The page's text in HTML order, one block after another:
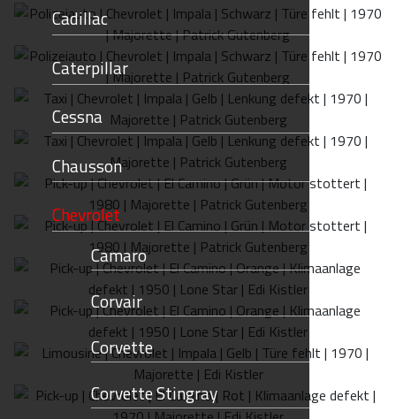
Cadillac
Caterpillar
Cessna
Chausson
Chevrolet
Camaro
Corvair
Corvette
Corvette Stingray